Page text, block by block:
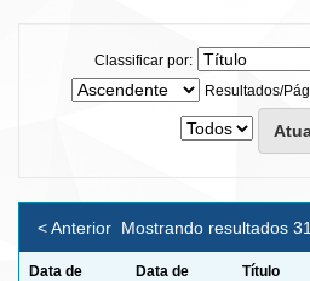
Classificar por:
Resultados/
Mostrando resultados
< Anterior
Data de
Data de
Título